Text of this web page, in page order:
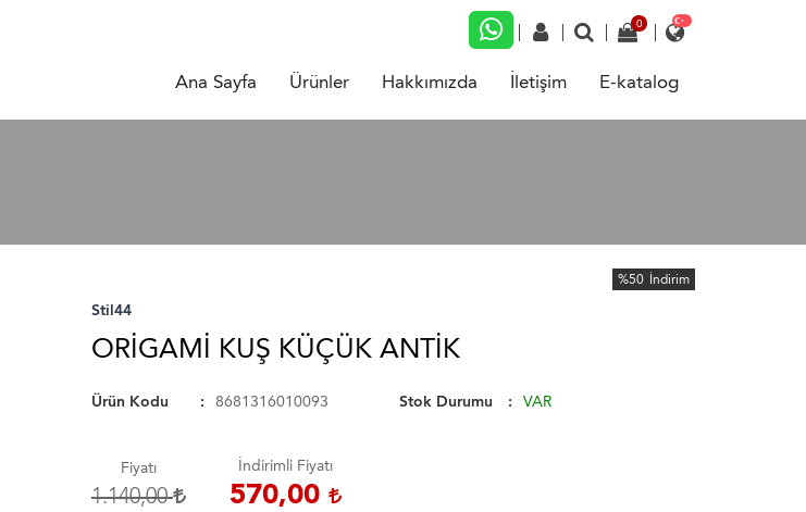
Ana Sayfa Ürünler Hakkımızda İletişim E-katalog
Stil44
ORİGAMİ KUŞ KÜÇÜK ANTİK
Ürün Kodu 8681316010093 Stok Durumu VAR
Fiyatı
1.140,00
İndirimli Fiyatı
570,00
%50 İndirim